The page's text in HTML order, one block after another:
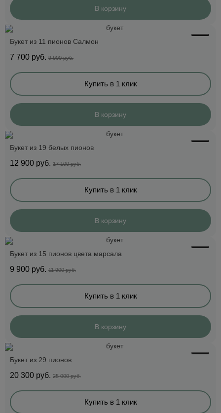
В корзину
Букет из 11 пионов Салмон
7 700 руб. 9 900 руб.
Купить в 1 клик
В корзину
Букет из 19 белых пионов
12 900 руб. 17 100 руб.
Купить в 1 клик
В корзину
Букет из 15 пионов цвета марсала
9 900 руб. 11 900 руб.
Купить в 1 клик
В корзину
Букет из 29 пионов
20 300 руб. 25 000 руб.
Купить в 1 клик